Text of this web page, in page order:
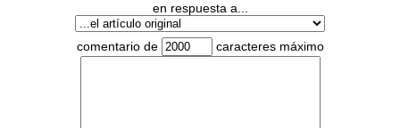
en respuesta a...
comentario de caracteres máximo